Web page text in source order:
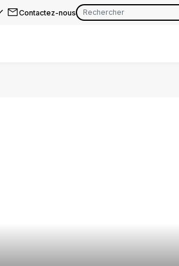
Contactez-nous